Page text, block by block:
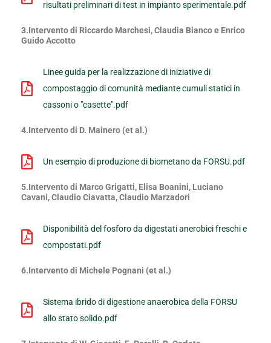
risultati preliminari di test in impianto sperimentale.pdf
3.Intervento di Riccardo Marchesi, Claudia Bianco e Enrico
Guido Accotto
Linee guida per la realizzazione di iniziative di
compostaggio di comunità mediante cumuli statici in
cassoni o "casette".pdf
4.Intervento di D. Mainero (et al.)
Un esempio di produzione di biometano da FORSU.pdf
5.Intervento di Marco Grigatti, Elisa Boanini, Luciano
Cavani, Claudio Ciavatta, Claudio Marzadori
Disponibilità del fosforo da digestati anerobici freschi e
compostati.pdf
6.Intervento di Michele Pognani (et al.)
Sistema ibrido di digestione anaerobica della FORSU
allo stato solido.pdf